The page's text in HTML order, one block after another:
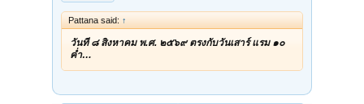
Pattana said: ↑
วันที่ ๘ สิงหาคม พ.ศ. ๒๕๖๙ ตรงกับวันเสาร์ แรม ๑๐
ค่ำ…